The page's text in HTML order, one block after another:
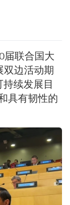
届联合国大
双边活动期
续发展目
具有韧性的